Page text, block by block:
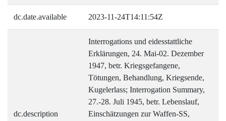
dc.date.available 2023-11-24T14:11:54Z
dc.description
Interrogations und eidesstattliche
Erklärungen, 24. Mai-02. Dezember
1947, betr. Kriegsgefangene,
Tötungen, Behandlung, Kriegsende,
Kugelerlass; Interrogation Summary,
27.-28. Juli 1945, betr. Lebenslauf,
Einschätzungen zur Waffen-SS,